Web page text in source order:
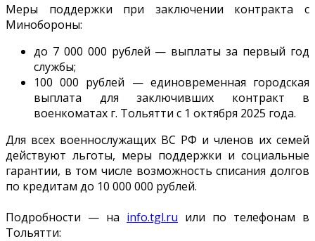
Меры поддержки при заключении контракта с
Минобороны:
до 7 000 000 рублей — выплаты за первый год
службы;
100 000 рублей — единовременная городская
выплата для заключивших контракт в
военкоматах г. Тольятти с 1 октября 2025 года.
Для всех военнослужащих ВС РФ и членов их семей
действуют льготы, меры поддержки и социальные
гарантии, в том числе возможность списания долгов
по кредитам до 10 000 000 рублей.
Подробности — на info.tgl.ru или по телефонам в
Тольятти: